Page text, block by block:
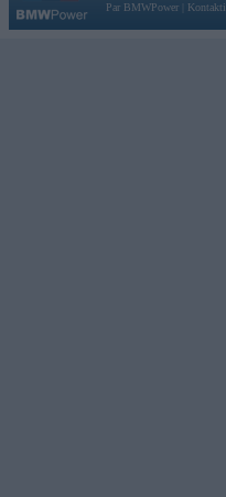
Par BMWPower
Kontakti